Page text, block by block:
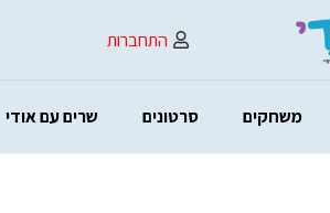
התחברות
משחקים סרטונים שרים עם אודי